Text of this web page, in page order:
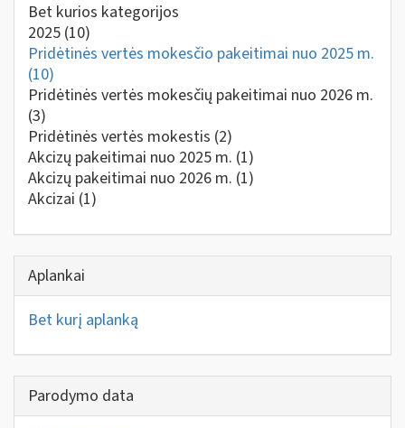
Bet kurios kategorijos
2025 (10)
Pridėtinės vertės mokesčio pakeitimai nuo 2025 m.
(10)
Pridėtinės vertės mokesčių pakeitimai nuo 2026 m.
(3)
Pridėtinės vertės mokestis (2)
Akcizų pakeitimai nuo 2025 m. (1)
Akcizų pakeitimai nuo 2026 m. (1)
Akcizai (1)
Aplankai
Bet kurį aplanką
Parodymo data